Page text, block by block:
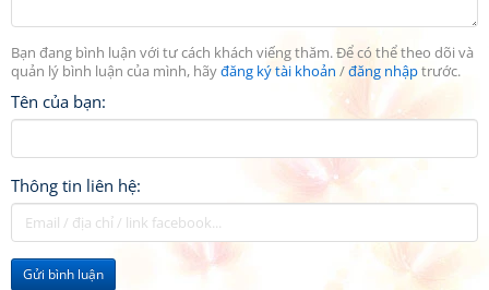
Bạn đang bình luận với tư cách khách viếng thăm. Để có thể theo dõi và
quản lý bình luận của mình, hãyđăng ký tài khoản /đăng nhậptrước.
Tên của bạn:
Thông tin liên hệ:
Gửi bình luận